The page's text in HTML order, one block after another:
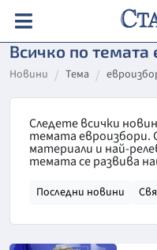
Всичко по темата
Новини Тема
Следете всички
темата евроизбори.
материали и най-
темата се развива
Последни новини